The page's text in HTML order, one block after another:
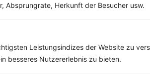
Absprungrate, Herkunft der Besucher usw.
Leistungsindizes der Website zu
besseres Nutzererlebnis zu bieten.
›
Kalorien:605 kcal